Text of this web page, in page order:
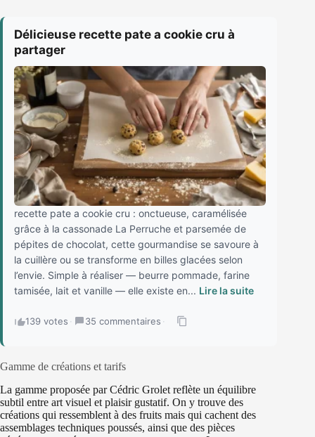
Délicieuse recette pate a cookie cru à
partager
recette pate a cookie cru : onctueuse, caramélisée
grâce à la cassonade La Perruche et parsemée de
pépites de chocolat, cette gourmandise se savoure à
la cuillère ou se transforme en billes glacées selon
l’envie. Simple à réaliser — beurre pommade, farine
tamisée, lait et vanille — elle existe en... Lire la suite
139 votes · 35 commentaires ·
Gamme de créations et tarifs
La gamme proposée par Cédric Grolet reflète un équilibre
subtil entre art visuel et plaisir gustatif. On y trouve des
créations qui ressemblent à des fruits mais qui cachent des
assemblages techniques poussés, ainsi que des pièces